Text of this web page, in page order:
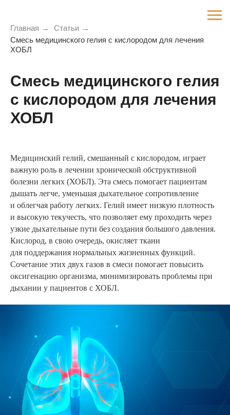
Главная → Статьи →
Смесь медицинского гелия с кислородом для лечения
ХОБЛ
Смесь медицинского гелия
с кислородом для лечения
ХОБЛ
Медицинский гелий, смешанный с кислородом, играет
важную роль в лечении хронической обструктивной
болезни легких (ХОБЛ). Эта смесь помогает пациентам
дышать легче, уменьшая дыхательное сопротивление
и облегчая работу легких. Гелий имеет низкую плотность
и высокую текучесть, что позволяет ему проходить через
узкие дыхательные пути без создания большого давления.
Кислород, в свою очередь, окисляет ткани
для поддержания нормальных жизненных функций.
Сочетание этих двух газов в смеси помогает повысить
оксигенацию организма, минимизировать проблемы при
дыхании у пациентов с ХОБЛ.